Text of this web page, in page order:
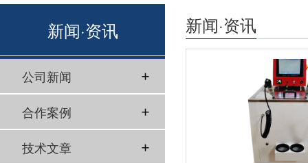
新闻·资讯
新闻·资讯
公司新闻
合作案例
技术文章